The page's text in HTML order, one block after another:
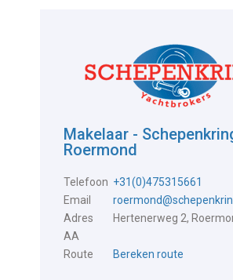
Makelaar -
Roermond
Telefoon +31(0)475315661
Email
Adres
Hertenerweg 2,
AA
Route
Bereken route